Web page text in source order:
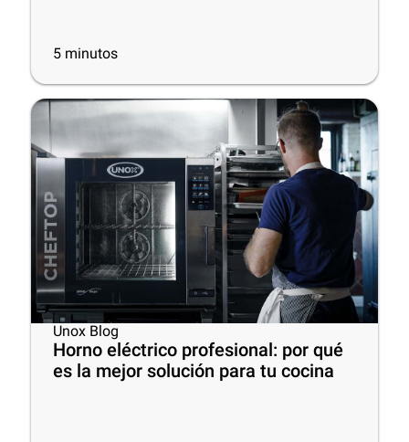
5 minutos
Unox Blog
Horno eléctrico profesional: por qué
es la mejor solución para tu cocina